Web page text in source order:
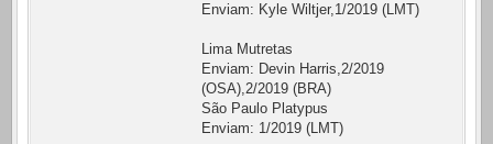
Enviam: Kyle Wiltjer,1/2019 (LMT)
Lima Mutretas
Enviam: Devin Harris,2/2019
(OSA),2/2019 (BRA)
São Paulo Platypus
Enviam: 1/2019 (LMT)